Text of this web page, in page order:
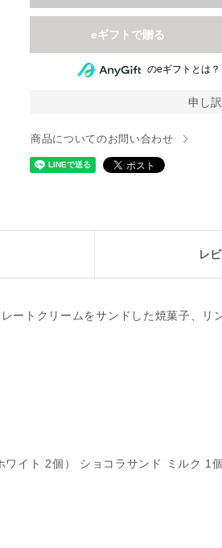
のeギフトとは？
申し
商品についてのお問い合わせ
レ
トクリームをサンドした焼菓子、リ
イト 2個） ショコラサンド ミルク